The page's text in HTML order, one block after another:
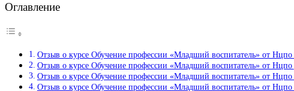
Оглавление
Отзыв о курсе Обучение профессии «Младший воспитатель» от
Отзыв о курсе Обучение профессии «Младший воспитатель» от
Отзыв о курсе Обучение профессии «Младший воспитатель» от
Отзыв о курсе Обучение профессии «Младший воспитатель» от Нцпо